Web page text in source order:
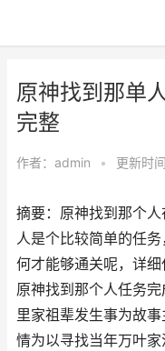
原神找到那单
完整
作者： admin • 更新时
摘要：原神找到那个
人是个比较简单的任
何才能够通关呢，详
原神找到那个人任务
里家祖辈发生事为故
情为以寻找当年万叶